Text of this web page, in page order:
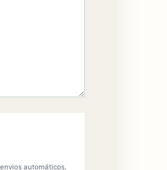
automáticos.